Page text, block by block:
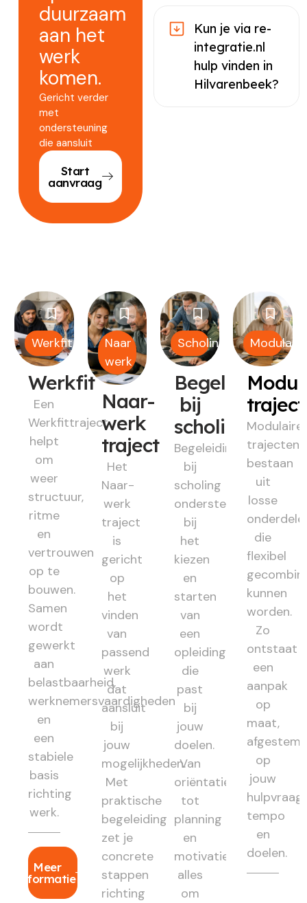
duurzaam
aan het
werk
komen.
Gericht verder
met
ondersteuning
die aansluit
Start
aanvraag
Kun je via re-
integratie.nl
hulp vinden in
Hilvarenbeek?
Werkfit
Werkfit
Een
Werkfittraject
helpt
om
weer
structuur,
ritme
en
vertrouwen
op te
bouwen.
Samen
wordt
gewerkt
aan
belastbaarheid,
werknemersvaardigheden
en
een
stabiele
basis
richting
werk.
Meer
informatie
Naar
werk
Naar-
werk
traject
Het
Naar-
werk
traject
is
gericht
op
het
vinden
van
passend
werk
dat
aansluit
bij
jouw
mogelijkheden.
Met
praktische
begeleiding
zet je
concrete
stappen
richting
Scholing
Begeleiding
bij
scholing
Begeleiding
bij
scholing
ondersteunt
bij
het
kiezen
en
starten
van
een
opleiding
die
past
bij
jouw
doelen.
Van
oriëntatie
tot
planning
en
motivatie:
alles
om
Modulair
Modulaire
trajecten
bestaan
uit
losse
die
flexibel
kunnen
worden.
Zo
ontstaat
een
aanpak
op
maat,
op
jouw
hulpvraag,
tempo
en
doelen.